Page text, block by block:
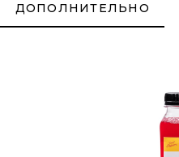
ДОПОЛНИТЕЛЬНО